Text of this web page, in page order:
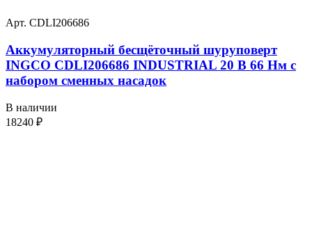
Арт. CDLI206686
Аккумуляторный бесщёточный шуруповерт
INGCO CDLI206686 INDUSTRIAL 20 В 66 Нм с
набором сменных насадок
В наличии
18240 ₽